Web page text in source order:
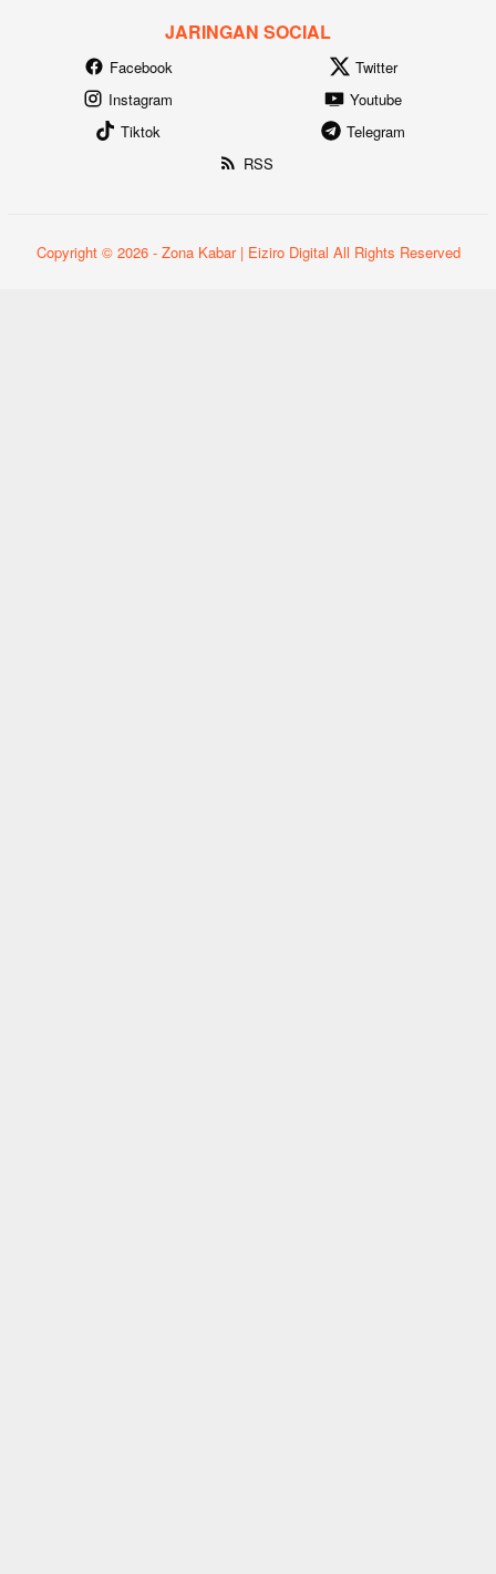
JARINGAN SOCIAL
Facebook
Twitter
Instagram
Youtube
Tiktok
Telegram
RSS
Copyright © 2026 - Zona Kabar | Eiziro Digital All Rights Reserved